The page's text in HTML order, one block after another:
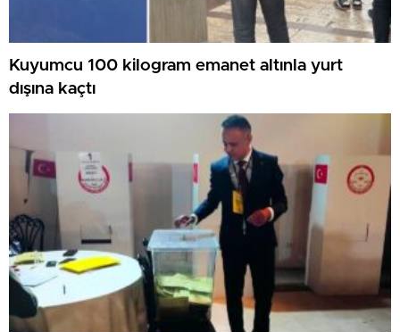
Kuyumcu 100 kilogram emanet altınla yurt
dışına kaçtı